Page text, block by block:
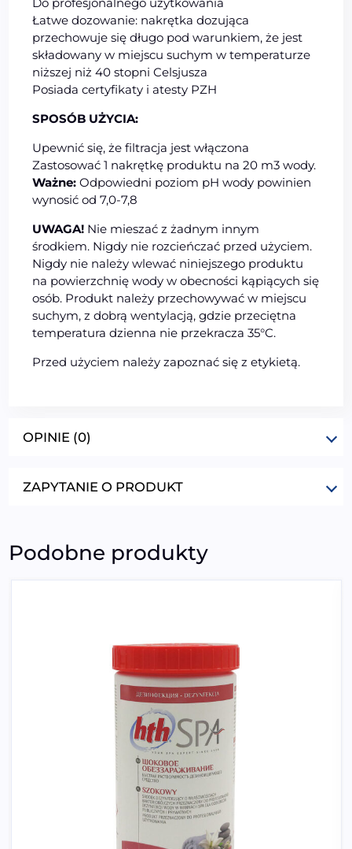
Do profesjonalnego użytkowania
Łatwe dozowanie: nakrętka dozująca
przechowuje się długo pod warunkiem, że jest
składowany w miejscu suchym w temperaturze
niższej niż 40 stopni Celsjusza
Posiada certyfikaty i atesty PZH
SPOSÓB UŻYCIA:
Upewnić się, że filtracja jest włączona
Zastosować 1 nakrętkę produktu na 20 m3 wody.
Ważne: Odpowiedni poziom pH wody powinien
wynosić od 7,0-7,8
UWAGA! Nie mieszać z żadnym innym
środkiem. Nigdy nie rozcieńczać przed użyciem.
Nigdy nie należy wlewać niniejszego produktu
na powierzchnię wody w obecności kąpiących się
osób. Produkt należy przechowywać w miejscu
suchym, z dobrą wentylacją, gdzie przeciętna
temperatura dzienna nie przekracza 35°C.
Przed użyciem należy zapoznać się z etykietą.
OPINIE (0)
ZAPYTANIE O PRODUKT
Podobne produkty